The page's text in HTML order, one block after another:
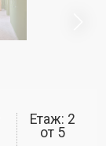
Етаж: 2
от5